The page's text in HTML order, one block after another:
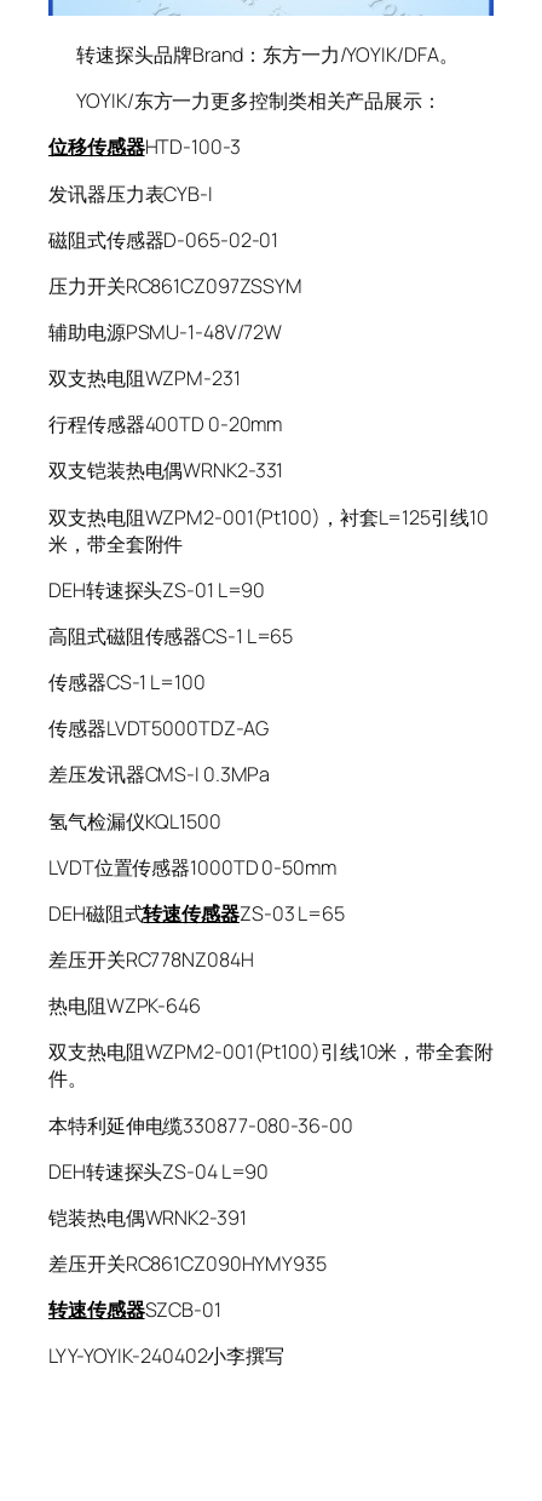
转速探头品牌Brand：东方一力/YOYIK/DFA。
YOYIK/东方一力更多控制类相关产品展示：
位移传感器HTD-100-3
发讯器压力表CYB-I
磁阻式传感器D-065-02-01
压力开关RC861CZ097ZSSYM
辅助电源PSMU-1-48V/72W
双支热电阻WZPM-231
行程传感器400TD 0-20mm
双支铠装热电偶WRNK2-331
双支热电阻WZPM2-001(Pt100)，衬套L=125引线10
米，带全套附件
DEH转速探头ZS-01 L=90
高阻式磁阻传感器CS-1 L=65
传感器CS-1 L=100
传感器LVDT5000TDZ-AG
差压发讯器CMS-I 0.3MPa
氢气检漏仪KQL1500
LVDT位置传感器1000TD 0-50mm
DEH磁阻式转速传感器ZS-03 L=65
差压开关RC778NZ084H
热电阻WZPK-646
双支热电阻WZPM2-001(Pt100)引线10米，带全套附
件。
本特利延伸电缆330877-080-36-00
DEH转速探头ZS-04 L=90
铠装热电偶WRNK2-391
差压开关RC861CZ090HYMY935
转速传感器SZCB-01
LYY-YOYIK-240402小李撰写